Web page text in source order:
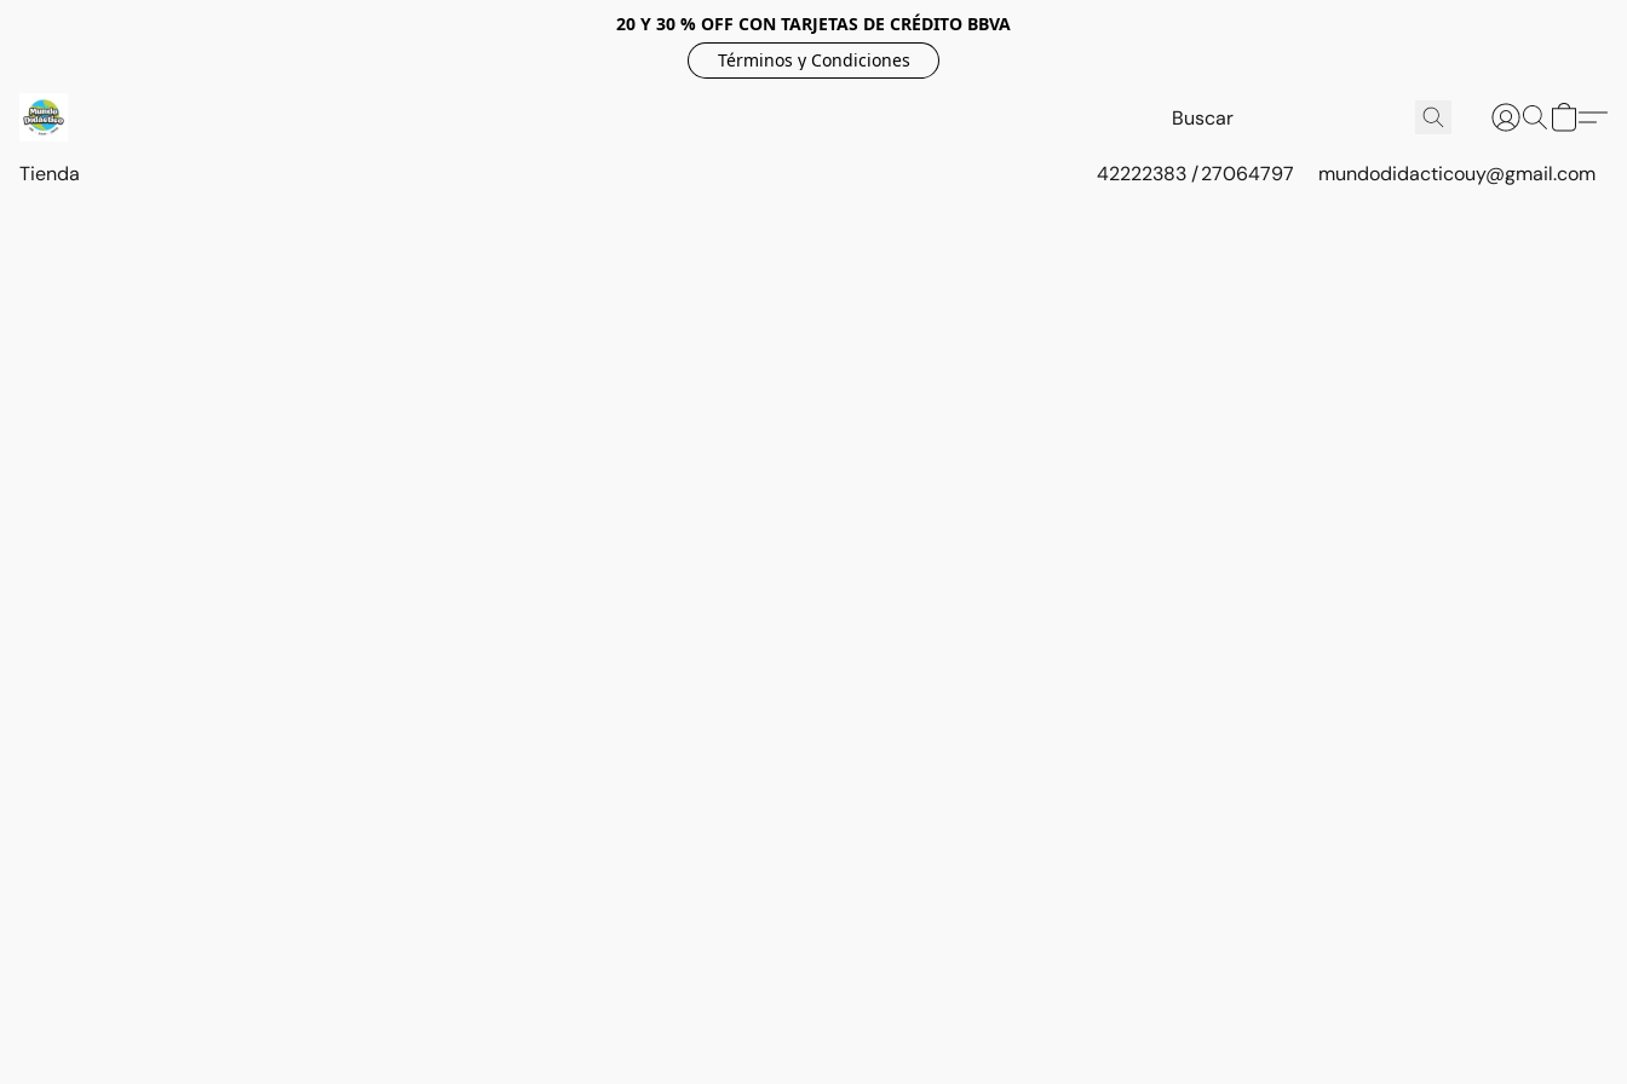
20 Y 30 % OFF CON TARJETAS DE CRÉDITO BBVA
Términos y Condiciones
Tienda 42222383 / 27064797 mundodidacticouy@gmail.com